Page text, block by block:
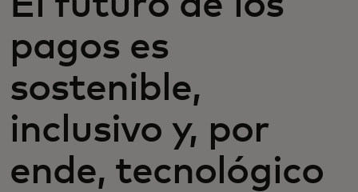
Para innovadores
Noticias y tendencias
pagos es
sostenible,
inclusivo y, por
ende, tecnológico